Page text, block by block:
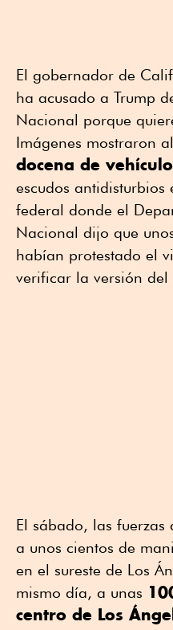
El gobernador de
ha acusado a Trump
Nacional porque
Imágenes mostraron
docena de
escudos
federal donde el
Nacional dijo que
habían protestado el
verificar la versión del
El sábado, las
a unos cientos de
en el sureste de Los
mismo día, a unas
centro de Los